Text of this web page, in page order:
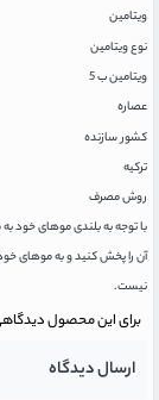
ویتامین
نوع ویتامین
ویتامین ب 5
عصاره
کشور سازنده
ترکیه
روش مصرف
با توجه به بلندی موهای خود
آن را پخش کنید و به موهای
نیست.
برای این محصول
ارسال دیدگاه